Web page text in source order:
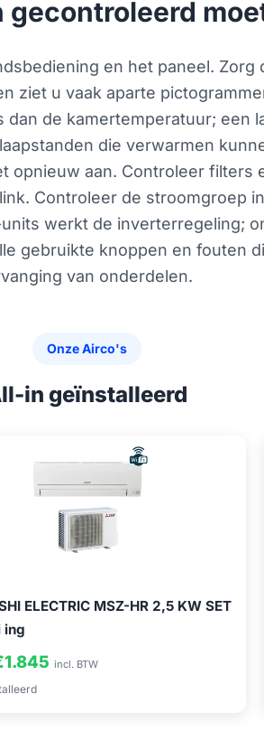
en het paneel.
ziet u vaak aparte
de kamertemperatuur; een
die verwarmen
opnieuw aan. Controleer
Controleer de stroomgroep
werkt de inverterregeling;
gebruikte knoppen en fouten
van onderdelen.
Onze Airco's
in geïnstalleerd
ELECTRIC MSZ-HR 2,5 KW SET
ing
incl. BTW